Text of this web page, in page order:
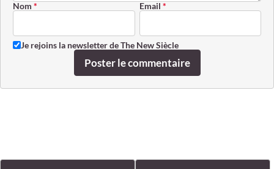
Nom * Email *
Je rejoins la newsletter de The New Siècle
Poster le commentaire